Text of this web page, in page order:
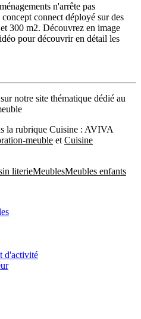
n'arrête pas
connect déployé sur des
300 m2. Découvrez en image
pour découvrir en détail les
notre site thématique dédié au
la rubrique Cuisine : AVIVA
meuble et Cuisine
literieMeublesMeubles enfants
d'activité